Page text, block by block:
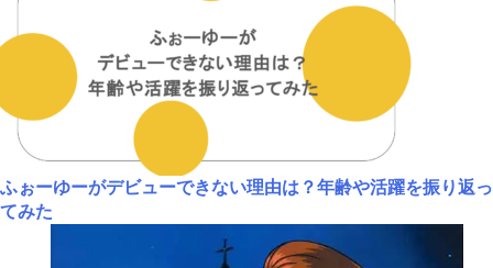
ふぉーゆーがデビューできない理由は？年齢や活躍を振り返っ
てみた